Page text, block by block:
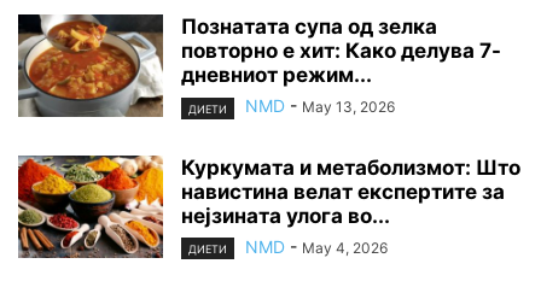
Познатата супа од зелка
повторно е хит: Како делува 7-
дневниот режим...
ДИЕТИ NMD - May 13, 2026
Куркумата и метаболизмот: Што
навистина велат експертите за
нејзината улога во...
ДИЕТИ NMD - May 4, 2026